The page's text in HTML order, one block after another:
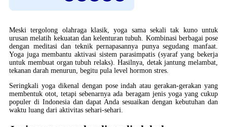
Meski tergolong olahraga klasik, yoga sama sekali tak kuno untuk
urusan melatih kekuatan dan kelenturan tubuh. Kombinasi berbagai pose
dengan meditasi dan teknik pernapasannya punya segudang manfaat.
Yoga juga membantu aktivasi sistem parasimpatis (syaraf yang bekerja
untuk membuat organ tubuh relaks). Hasilnya, detak jantung melambat,
tekanan darah menurun, begitu pula level hormon stres.
Seringkali yoga dikenal dengan pose indah atau gerakan-gerakan yang
membentuk otot, tetapi sebenarnya ada beragam jenis yoga yang cukup
populer di Indonesia dan dapat Anda sesuaikan dengan kebutuhan dan
waktu luang dari aktivitas sehari-sehari.